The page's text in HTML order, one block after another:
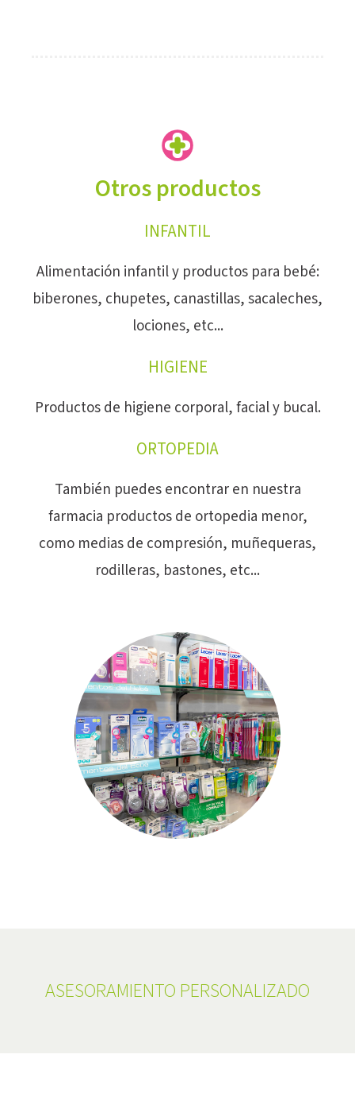
Otros productos
INFANTIL
Alimentación infantil y productos para bebé:
biberones, chupetes, canastillas, sacaleches,
lociones, etc...
HIGIENE
Productos de higiene corporal, facial y bucal.
ORTOPEDIA
También puedes encontrar en nuestra
farmacia productos de ortopedia menor,
como medias de compresión, muñequeras,
rodilleras, bastones, etc...
ASESORAMIENTO PERSONALIZADO